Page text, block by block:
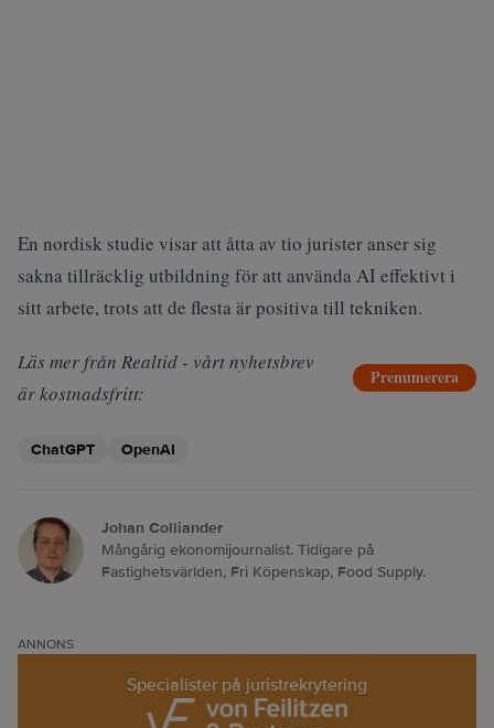
En nordisk studie visar att åtta av tio jurister anser sig
sakna tillräcklig utbildning för att använda AI effektivt i
sitt arbete, trots att de flesta är positiva till tekniken.
Läs mer från Realtid - vårt nyhetsbrev
är kostnadsfritt:
Prenumerera
ChatGPT OpenAI
Johan Colliander
Mångårig ekonomijournalist. Tidigare på
Fastighetsvärlden, Fri Köpenskap, Food Supply.
ANNONS
Specialister på juristrekrytering